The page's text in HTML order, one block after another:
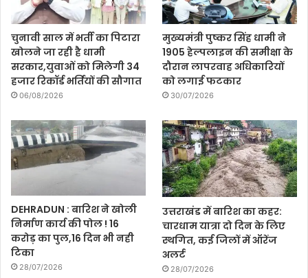
चुनावी साल में भर्ती का पिटारा
खोलने जा रही है धामी
सरकार,युवाओं को मिलेगी 34
हजार रिकॉर्ड भर्तियों की सौगात
06/08/2026
मुख्यमंत्री पुष्कर सिंह धामी ने
1905 हेल्पलाइन की समीक्षा के
दौरान लापरवाह अधिकारियों
को लगाई फटकार
30/07/2026
DEHRADUN : बारिश ने खोली
निर्माण कार्य की पोल ! 16
करोड़ का पुल,16 दिन भी नही
टिका
28/07/2026
उत्तराखंड में बारिश का कहर:
चारधाम यात्रा दो दिन के लिए
स्थगित, कई जिलों में ऑरेंज
अलर्ट
28/07/2026